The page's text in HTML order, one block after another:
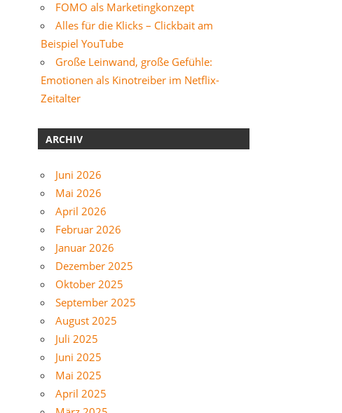
FOMO als Marketingkonzept
Alles für die Klicks – Clickbait am
Beispiel YouTube
Große Leinwand, große Gefühle:
Emotionen als Kinotreiber im Netflix-
Zeitalter
ARCHIV
Juni 2026
Mai 2026
April 2026
Februar 2026
Januar 2026
Dezember 2025
Oktober 2025
September 2025
August 2025
Juli 2025
Juni 2025
Mai 2025
April 2025